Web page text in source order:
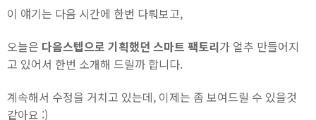
이 얘기는 다음 시간에 한번 다뤄보고,
오늘은 다음스텝으로 기획했던 스마트 팩토리가 얼추 만들어지
고 있어서 한번 소개해 드릴까 합니다.
계속해서 수정을 거치고 있는데, 이제는 좀 보여드릴 수 있을것
같아요 :)